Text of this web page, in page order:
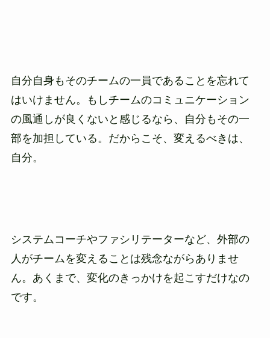
自分自身もそのチームの一員であることを忘れて
はいけません。もしチームのコミュニケーション
の風通しが良くないと感じるなら、自分もその一
部を加担している。だからこそ、変えるべきは、
自分。
システムコーチやファシリテーターなど、外部の
人がチームを変えることは残念ながらありませ
ん。あくまで、変化のきっかけを起こすだけなの
です。